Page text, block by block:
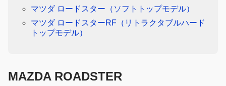
マツダ ロードスター（ソフトトップモデル）
マツダ ロードスターRF（リトラクタブルハード
トップモデル）
MAZDA ROADSTER